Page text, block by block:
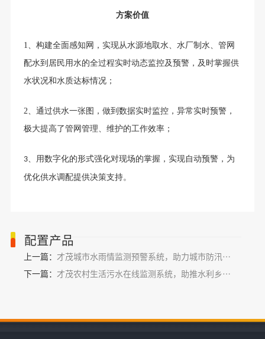
方案价值
1、构建全面感知网，实现从水源地取水、水厂制水、管网
配水到居民用水的全过程实时动态监控及预警，及时掌握供
水状况和水质达标情况；
2、通过供水一张图，做到数据实时监控，异常实时预警，
极大提高了管网管理、维护的工作效率；
3、 用数字化的形式强化对现场的掌握，实现自动预警 ， 为
优化供水调配提供决策支持。
配置产品
上一篇：
才茂城市水雨情监测预警系统，助力城市防汛抢险
下一篇：
才茂农村生活污水在线监测系统，助推水利乡村振兴